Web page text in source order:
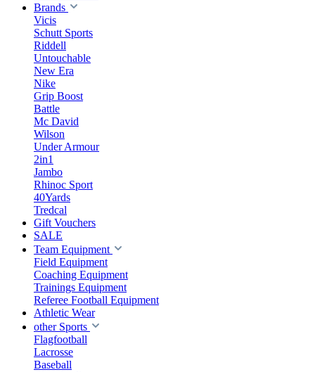
Brands
Vicis
Schutt Sports
Riddell
Untouchable
New Era
Nike
Grip Boost
Battle
Mc David
Wilson
Under Armour
2in1
Jambo
Rhinoc Sport
40Yards
Tredcal
Gift Vouchers
SALE
Team Equipment
Field Equipment
Coaching Equipment
Trainings Equipment
Referee Football Equipment
Athletic Wear
other Sports
Flagfootball
Lacrosse
Baseball